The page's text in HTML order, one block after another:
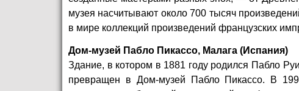
музея насчитывают около 700 тысяч
в мире коллекций произведений французских
Дом-музей Пабло Пикассо, Малага (Испания)
Здание, в котором в 1881 году родился Пабло
превращен в Дом-музей Пабло Пикассо. В